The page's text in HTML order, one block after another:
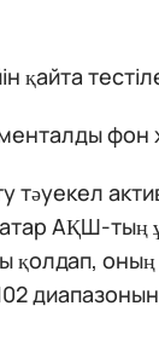
қайта
АҚШ-
қолдап,